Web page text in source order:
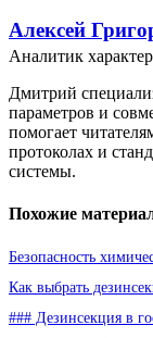
Алексей
Аналитик
Дмитрий
параметров и
помогает
протоколах и
системы.
Похожие
Безопасность
Как выбрать
### Дезинсекция в